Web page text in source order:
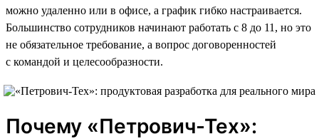
можно удаленно или в офисе, а график гибко настраивается.
Большинство сотрудников начинают работать с 8 до 11, но это
не обязательное требование, а вопрос договоренностей
с командой и целесообразности.
Почему «Петрович-Тех»: